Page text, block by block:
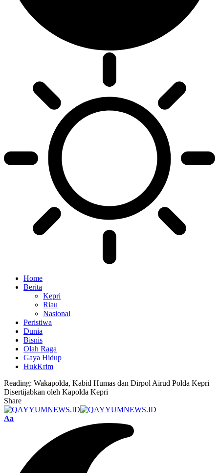
Home
Berita
Kepri
Riau
Nasional
Peristiwa
Dunia
Bisnis
Olah Raga
Gaya Hidup
HukKrim
Reading: Wakapolda, Kabid Humas dan Dirpol Airud Polda Kepri
Disertijabkan oleh Kapolda Kepri
Share
Font
Aa